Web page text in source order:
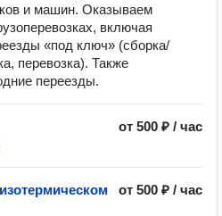
и машин. Оказываем
включая
«под ключ» (сборка/
перевозка). Также
переезды.
от 500 ₽ / час
от 500 ₽ / час